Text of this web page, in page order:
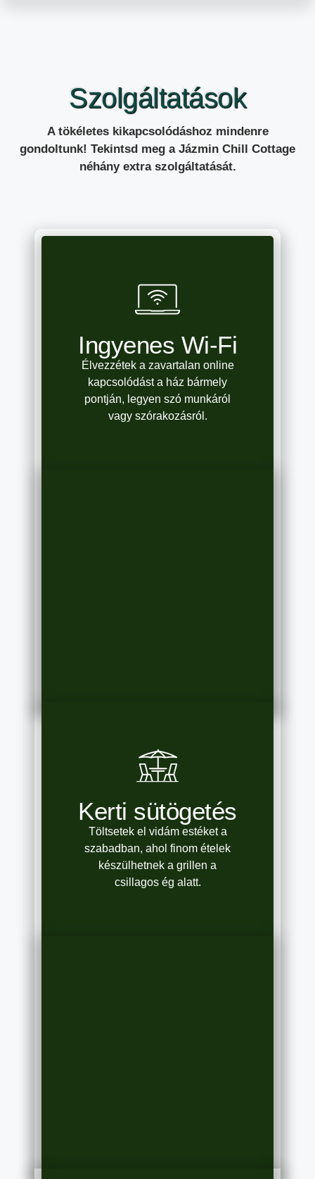
Szolgáltatások
A tökéletes kikapcsolódáshoz mindenre
gondoltunk! Tekintsd meg a Jázmin Chill Cottage
néhány extra szolgáltatását.
Ingyenes Wi-Fi
Élvezzétek a zavartalan online
kapcsolódást a ház bármely
pontján, legyen szó munkáról
vagy szórakozásról.
Kerti sütögetés
Töltsetek el vidám estéket a
szabadban, ahol finom ételek
készülhetnek a grillen a
csillagos ég alatt.